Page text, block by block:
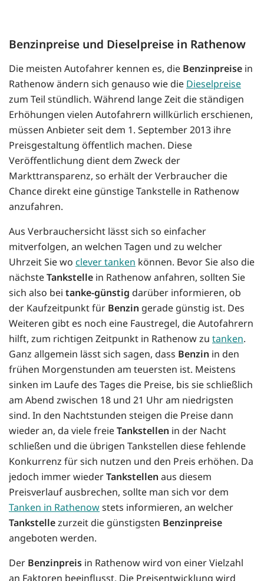
Benzinpreise und Dieselpreise in Rathenow
Die meisten Autofahrer kennen es, die Benzinpreise in
Rathenow ändern sich genauso wie die Dieselpreise
zum Teil stündlich. Während lange Zeit die ständigen
Erhöhungen vielen Autofahrern willkürlich erschienen,
müssen Anbieter seit dem 1. September 2013 ihre
Preisgestaltung öffentlich machen. Diese
Veröffentlichung dient dem Zweck der
Markttransparenz, so erhält der Verbraucher die
Chance direkt eine günstige Tankstelle in Rathenow
anzufahren.
Aus Verbrauchersicht lässt sich so einfacher
mitverfolgen, an welchen Tagen und zu welcher
Uhrzeit Sie wo clever tanken können. Bevor Sie also die
nächsteTankstelle in Rathenow anfahren, sollten Sie
sich also bei tanke-günstig darüber informieren, ob
der Kaufzeitpunkt für Benzin gerade günstig ist. Des
Weiteren gibt es noch eine Faustregel, die Autofahrern
hilft, zum richtigen Zeitpunkt in Rathenow zu tanken.
Ganz allgemein lässt sich sagen, dass Benzin in den
frühen Morgenstunden am teuersten ist. Meistens
sinken im Laufe des Tages die Preise, bis sie schließlich
am Abend zwischen 18 und 21 Uhr am niedrigsten
sind. In den Nachtstunden steigen die Preise dann
wieder an, da viele freieTankstellen in der Nacht
schließen und die übrigen Tankstellen diese fehlende
Konkurrenz für sich nutzen und den Preis erhöhen. Da
jedoch immer wiederTankstellen aus diesem
Preisverlauf ausbrechen, sollte man sich vor dem
Tanken in Rathenowstets informieren, an welcher
Tankstellezurzeit die günstigsten Benzinpreise
angeboten werden.
Der Benzinpreis in Rathenow wird von einer Vielzahl
an Faktoren beeinflusst. Die Preisentwicklung wird